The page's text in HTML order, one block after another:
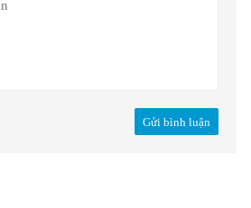
Gửi bình luận